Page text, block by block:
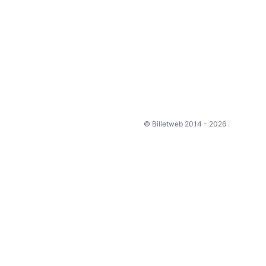
© Billetweb 2014 - 2026